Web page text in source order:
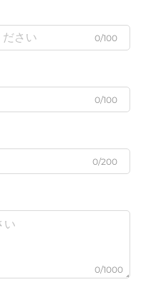
0/100
0/100
0/200
0/1000